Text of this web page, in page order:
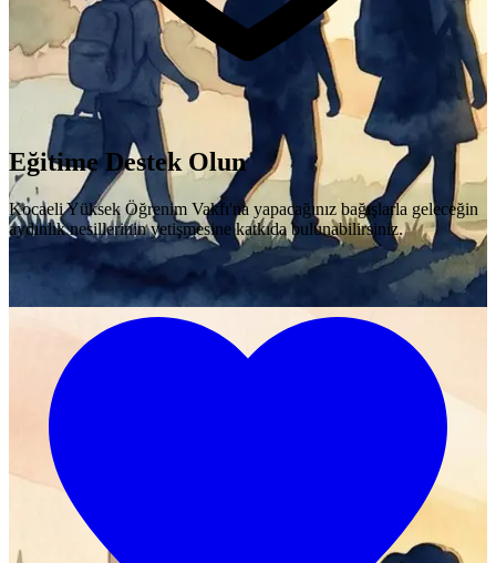
Eğitime Destek Olun
Kocaeli Yüksek Öğrenim Vakfı'na yapacağınız bağışlarla geleceğin
aydınlık nesillerinin yetişmesine katkıda bulunabilirsiniz.